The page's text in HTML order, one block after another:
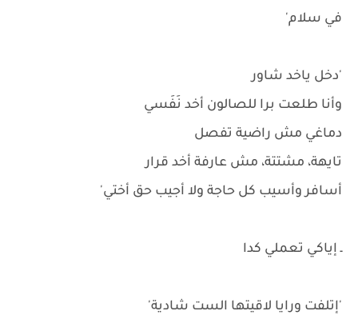
في سلام'
'دخل ياخد شاور
وأنا طلعت برا للصالون أخد نَفَسي
دماغي مش راضية تفصل
تايهة، مشتتة، مش عارفة أخد قرار
أسافر وأسيب كل حاجة ولا أجيب حق أختي'
ـ إياكي تعملي كدا
'إتلفت ورايا لاقيتها الست شادية'